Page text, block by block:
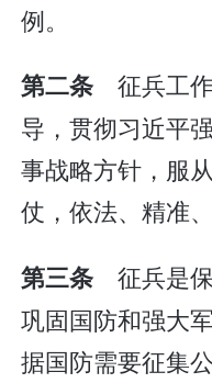
例。
第二条 征兵工
导，贯彻习近平
事战略方针，服
仗，依法、精准
第三条 征兵是
巩固国防和强大
据国防需要征集